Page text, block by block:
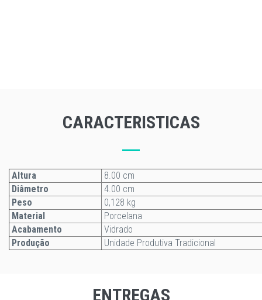
CARACTERISTICAS
Altura
8.00 cm
Diâmetro
4.00 cm
Peso
0,128 kg
Material
Porcelana
Acabamento
Vidrado
Produção
Unidade Produtiva Tradicional
ENTREGAS